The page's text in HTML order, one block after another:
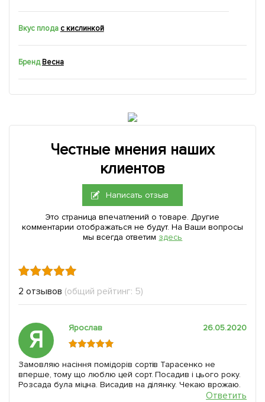
Вкус плода с кислинкой
Бренд Весна
Честные мнения наших
клиентов
Написать отзыв
Это страница впечатлений о товаре. Другие
комментарии отображаться не будут. На Ваши вопросы
мы всегда ответим здесь
2 отзывов (общий рейтинг: 5)
Я Ярослав 26.05.2020
Замовляю насіння помідорів сортів Тарасенко не
вперше, тому що люблю цей сорт. Посадив і цього року.
Розсада була міцна. Висадив на ділянку. Чекаю врожаю.
Ответить